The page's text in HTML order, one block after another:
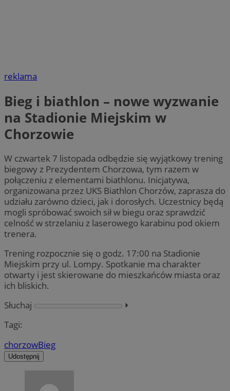
reklama
Bieg i biathlon – nowe wyzwanie
na Stadionie Miejskim w
Chorzowie
W czwartek 7 listopada odbędzie się wyjątkowy trening
biegowy z Prezydentem Chorzowa, tym razem w
połączeniu z elementami biathlonu. Inicjatywa,
organizowana przez UKS Biathlon Chorzów, zaprasza do
udziału zarówno dzieci, jak i dorosłych. Uczestnicy będą
mogli spróbować swoich sił w biegu oraz sprawdzić
celność w strzelaniu z laserowego karabinu pod okiem
trenera.
Trening rozpocznie się o godz. 17:00 na Stadionie
Miejskim przy ul. Lompy. Spotkanie ma charakter
otwarty i jest skierowane do mieszkańców miasta oraz
ich bliskich.
Słuchaj
⏵︎
Tagi:
chorzowBieg
Udostępnij